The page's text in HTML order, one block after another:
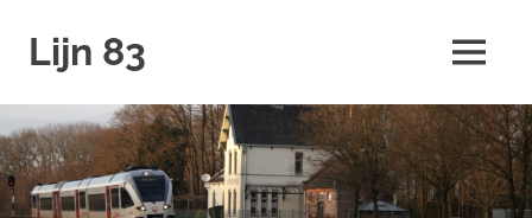
naar
inhoud
Lijn 83 MENU